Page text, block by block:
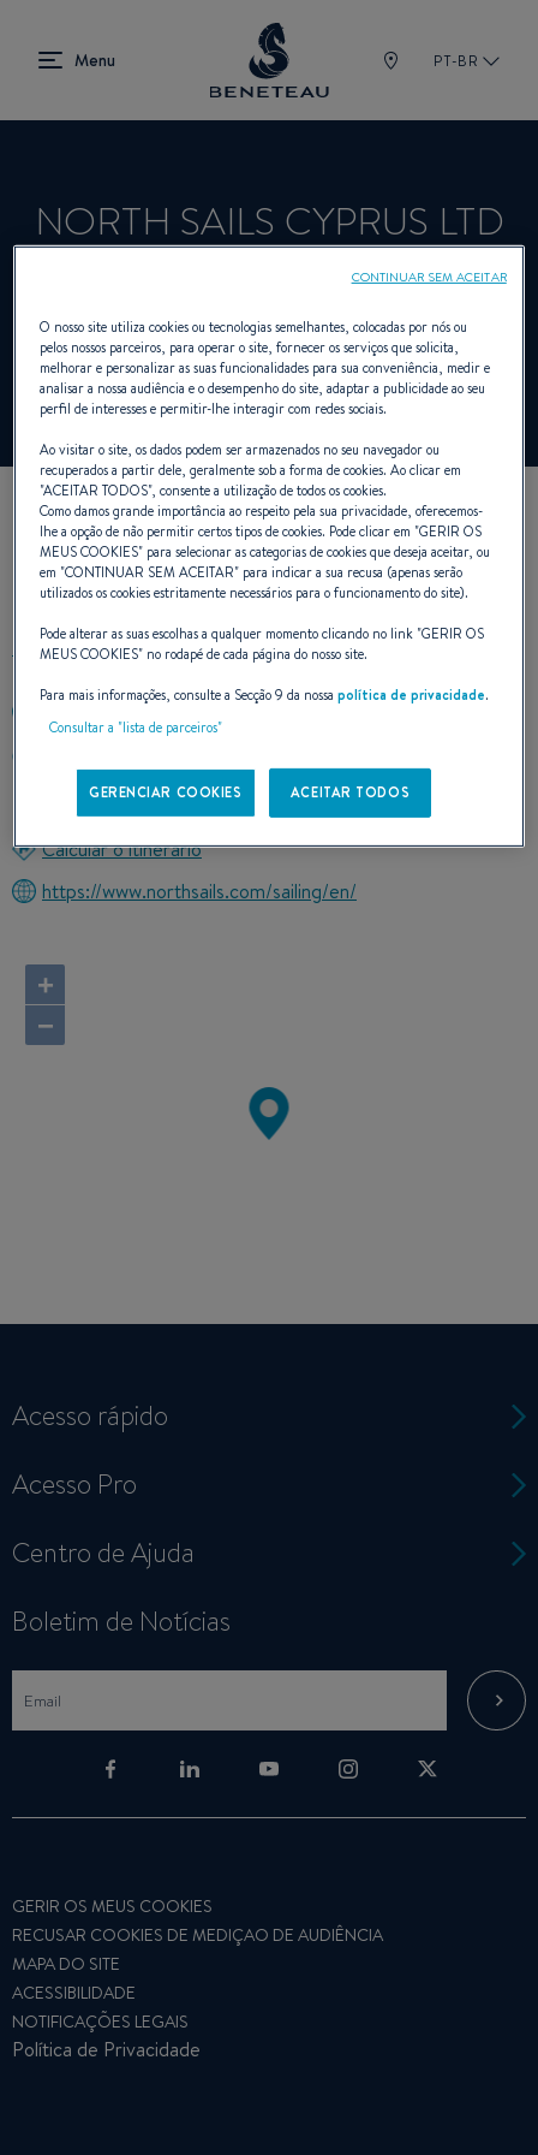
PT-BR
NORTH SAILS CYPRUS LTD
Revendedor Veleiros, A bordo, Fora de
bordo, Primeiro para BENETEAU
NOSSOS DADOS DE
CONTATO
+35796754232
3042 LIMASSOL
Calcular o itinerário
https://www.northsails.com/sailing/en/
+
−
Acesso rápido
Acesso Pro
Centro de Ajuda
Boletim de Notícias
GERIR OS MEUS COOKIES
RECUSAR COOKIES DE MEDIÇAO DE AUDIÊNCIA
MAPA DO SITE
ACESSIBILIDADE
NOTIFICAÇÕES LEGAIS
Política de Privacidade
O nosso site utiliza cookies ou tecnologias semelhantes, colocadas por nós ou
pelos nossos parceiros, para operar o site, fornecer os serviços que solicita,
melhorar e personalizar as suas funcionalidades para sua conveniência, medir e
analisar a nossa audiência e o desempenho do site, adaptar a publicidade ao seu
perfil de interesses e permitir-lhe interagir com redes sociais.
Ao visitar o site, os dados podem ser armazenados no seu navegador ou
recuperados a partir dele, geralmente sob a forma de cookies. Ao clicar em
"ACEITAR TODOS", consente a utilização de todos os cookies.
Como damos grande importância ao respeito pela sua privacidade, oferecemos-
lhe a opção de não permitir certos tipos de cookies. Pode clicar em "GERIR OS
MEUS COOKIES" para selecionar as categorias de cookies que deseja aceitar, ou
em "CONTINUAR SEM ACEITAR" para indicar a sua recusa (apenas serão
utilizados os cookies estritamente necessários para o funcionamento do site).
Pode alterar as suas escolhas a qualquer momento clicando no link "GERIR OS
MEUS COOKIES" no rodapé de cada página do nosso site.
Para mais informações, consulte a Secção 9 da nossapolítica de privacidade.
Consultar a "lista de parceiros"
GERENCIAR COOKIES ACEITAR TODOS
CONTINUAR SEM ACEITAR